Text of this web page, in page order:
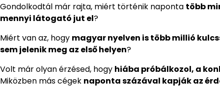
Gondolkodtál már rajta, miért történik naponta több
mennyi látogató jut el?
Miért van az, hogy magyar nyelven is több millió
sem jelenik meg az első helyen?
Volt már olyan érzésed, hogy hiába próbálkozol, a
Miközben más cégek naponta százával kapják az